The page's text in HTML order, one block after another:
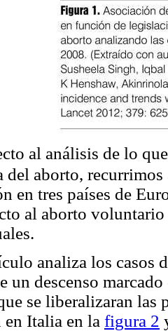
al análisis de lo
del aborto,
en tres países de
al aborto
analiza los casos
un descenso
se liberalizaran
Italia en la figura 2